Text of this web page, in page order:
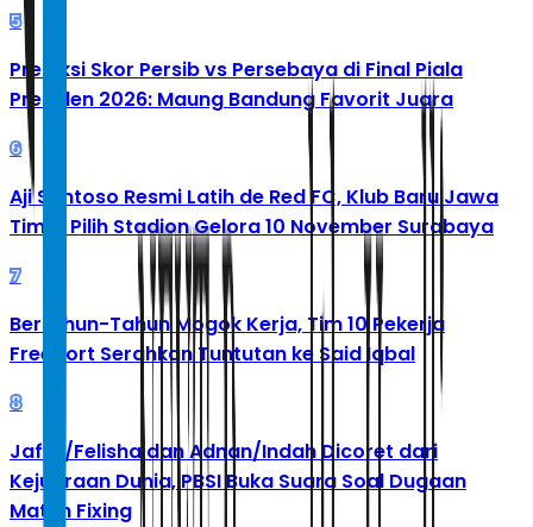
5
Prediksi Skor Persib vs Persebaya di Final Piala
Presiden 2026: Maung Bandung Favorit Juara
6
Aji Santoso Resmi Latih de Red FC, Klub Baru Jawa
Timur Pilih Stadion Gelora 10 November Surabaya
7
Bertahun-Tahun Mogok Kerja, Tim 10 Pekerja
Freeport Serahkan Tuntutan ke Said Iqbal
8
Jafar/Felisha dan Adnan/Indah Dicoret dari
Kejuaraan Dunia, PBSI Buka Suara Soal Dugaan
Match Fixing